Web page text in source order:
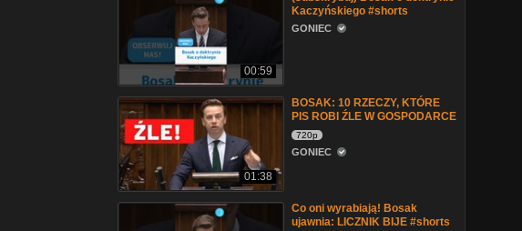
00:59
Kaczyńskiego #shorts
GONIEC
01:38
BOSAK: 10 RZECZY, KTÓRE
PIS ROBI ŹLE W GOSPODARCE
720p
GONIEC
Co oni wyrabiają! Bosak
ujawnia: LICZNIK BIJE #shorts